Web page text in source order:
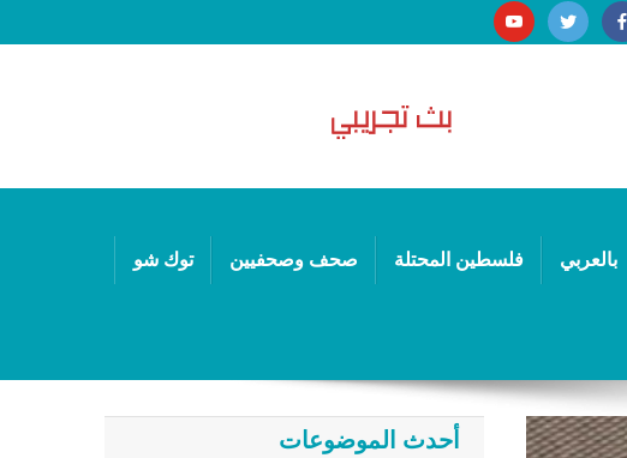
بالعربي فلسطين المحتلة صحف وصحفيين توك شو
أحدث الموضوعات